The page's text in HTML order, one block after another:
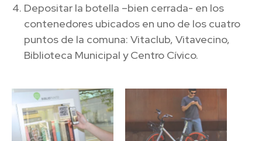
Depositar la botella –bien cerrada- en los
contenedores ubicados en uno de los cuatro
puntos de la comuna: Vitaclub, Vitavecino,
Biblioteca Municipal y Centro Cívico.